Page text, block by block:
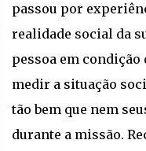
passou por
realidade social da
pessoa em condição
medir a situação
tão bem que nem
durante a missão.